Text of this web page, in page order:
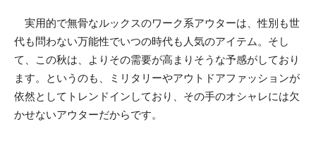
実用的で無骨なルックスのワーク系アウターは、性別も世
代も問わない万能性でいつの時代も人気のアイテム。そし
て、この秋は、よりその需要が高まりそうな予感がしており
ます。というのも、ミリタリーやアウトドアファッションが
依然としてトレンドインしており、その手のオシャレには欠
かせないアウターだからです。